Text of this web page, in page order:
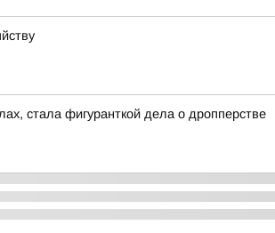
стала фигуранткой дела о дропперстве